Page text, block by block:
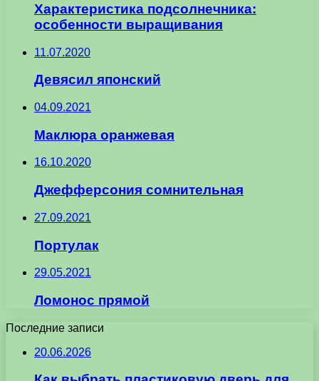
Характеристика подсолнечника:
особенности выращивания
11.07.2020
Девясил японский
04.09.2021
Маклюра оранжевая
16.10.2020
Джефферсония сомнительная
27.09.2021
Портулак
29.05.2021
Ломонос прямой
Последние записи
20.06.2026